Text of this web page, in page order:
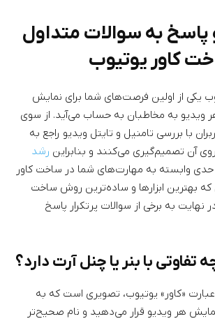
به سوالات متداول
کاور یوتیوب
یکی از اولین فرصت‌های شما برای نمایش
ویدیو به مخاطبان به حساب می‌آید. از سوی
با بررسی تامنیل و تایتل ویدیو راجع به
آن تصمیم‌گیری می‌کنند و بنابراین رشد
حدی وابسته به مهارت‌های شما در ساخت کاور
بهترین ابزارها و ساده‌ترین روش ساخت
نهایت به برخی از سوالات پرتکرار پاسخ
تفاوتی با بنر یا چنل آرت دارد؟
«کاور» یوتیوب، تصویری است که به
هر ویدیو قرار می‌دهید و نام صحیح‌تر